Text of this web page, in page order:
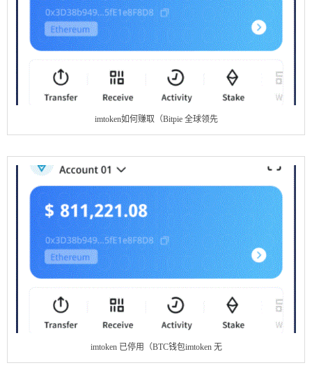
imtoken如何赚取（Bitpie 全球领先
imtoken 已停用（BTC钱包imtoken 无